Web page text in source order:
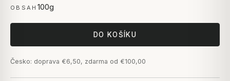
OBSAH 100g
DO KOŠÍKU
Česko: doprava €6,50, zdarma od €100,00